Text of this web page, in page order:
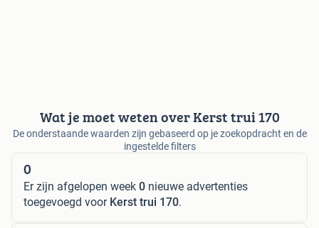
Wat je moet weten over Kerst trui 170
De onderstaande waarden zijn gebaseerd op je zoekopdracht en de
ingestelde filters
0
Er zijn afgelopen week 0 nieuwe advertenties
toegevoegd voor Kerst trui 170.